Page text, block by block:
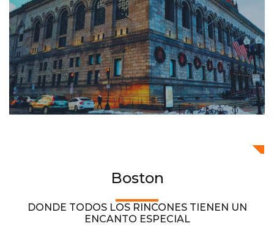
Boston
DONDE TODOS LOS RINCONES TIENEN UN
ENCANTO ESPECIAL